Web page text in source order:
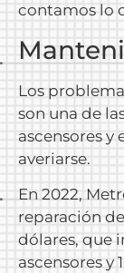
contamos lo
Los
son una de
ascensores y
averiarse.
En 2022,
reparación
dólares, que
ascensores y